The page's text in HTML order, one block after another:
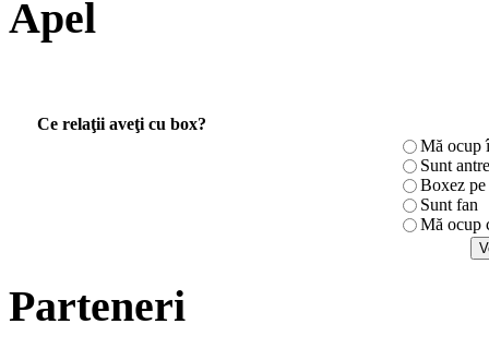
Apel
Ce relaţii aveţi cu box?
Mă ocup
Sunt
Boxez
Sunt fan
Mă ocup
Parteneri